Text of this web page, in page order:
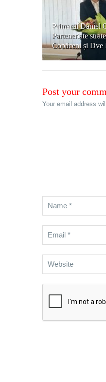
Primarul Daniel
Parteneriate
Copăceni și
Post your
Your email address